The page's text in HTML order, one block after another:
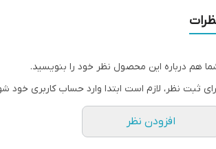
هم درباره این محصول نظر خود را بنویسید.
ثبت نظر، لازم است ابتدا وارد حساب کاربری خود
افزودن نظر